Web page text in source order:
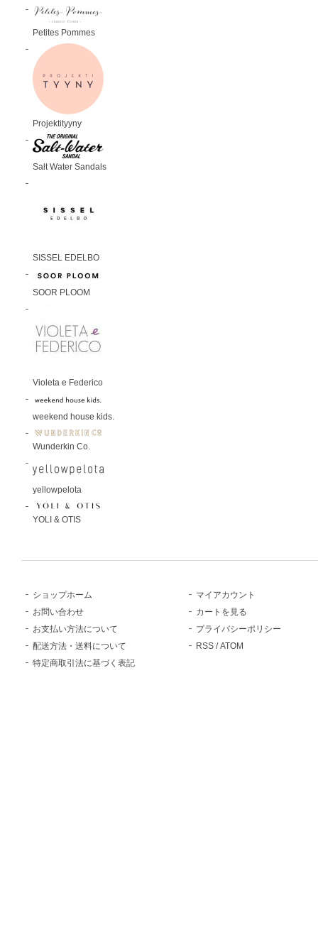
Petites Pommes
Projektityyny
Salt Water Sandals
SISSEL EDELBO
SOOR PLOOM
Violeta e Federico
weekend house kids.
Wunderkin Co.
yellowpelota
YOLI & OTIS
ショップホーム
お問い合わせ
お支払い方法について
配送方法・送料について
特定商取引法に基づく表記
マイアカウント
カートを見る
プライバシーポリシー
RSS /ATOM